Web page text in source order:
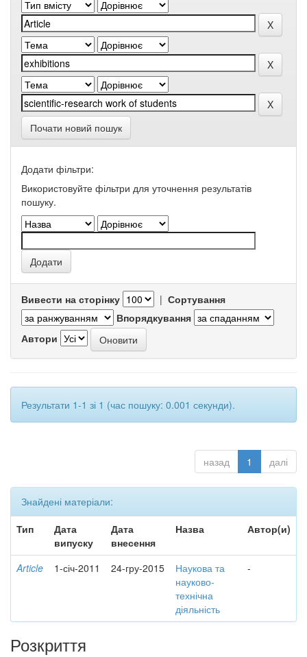
Почати новий пошук
Додати фільтри:
Використовуйте фільтри для уточнення результатів
пошуку.
Вивести на сторінку | Сортування
Впорядкування
Автори
Результати 1-1 зі 1 (час пошуку: 0.001 секунди).
назад 1 далі
Знайдені матеріали:
Тип
Дата
випуску
Дата
внесення
Назва Автор(и)
Article 1-січ-2011 24-гру-2015
Наукова та
науково-
технічна
діяльність
-
Розкриття